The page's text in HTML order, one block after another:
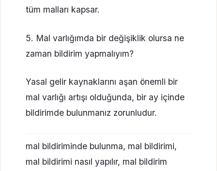
tüm malları kapsar.
5. Mal varlığımda bir değişiklik olursa ne
zaman bildirim yapmalıyım?
Yasal gelir kaynaklarını aşan önemli bir
mal varlığı artışı olduğunda, bir ay içinde
bildirimde bulunmanız zorunludur.
mal bildiriminde bulunma, mal bildirimi,
mal bildirimi nasıl yapılır, mal bildirim